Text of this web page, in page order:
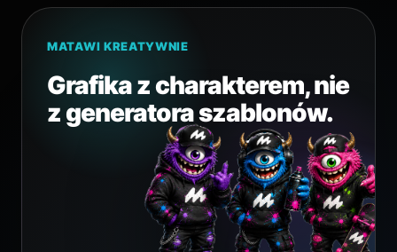
MATAWI KREATYWNIE
Grafika z charakterem, nie
z generatora szablonów.